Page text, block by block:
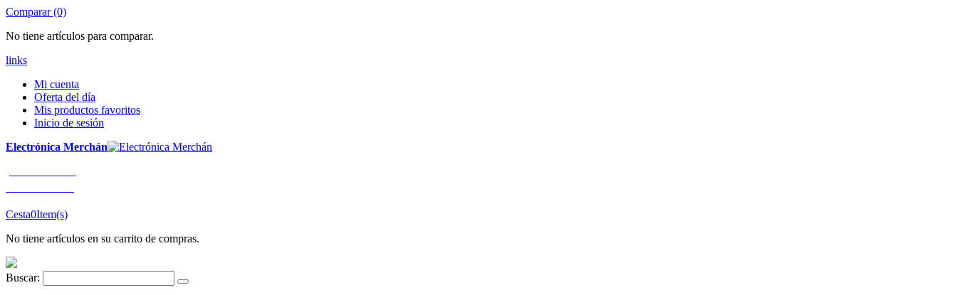
Comparar (0)
No tiene artículos para comparar.
links
Mi cuenta
Oferta del día
Mis productos favoritos
Inicio de sesión
Electrónica Merchán
Cesta0Item(s)
No tiene artículos en su carrito de compras.
Buscar: